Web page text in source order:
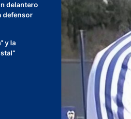
delantero
defensor
y la